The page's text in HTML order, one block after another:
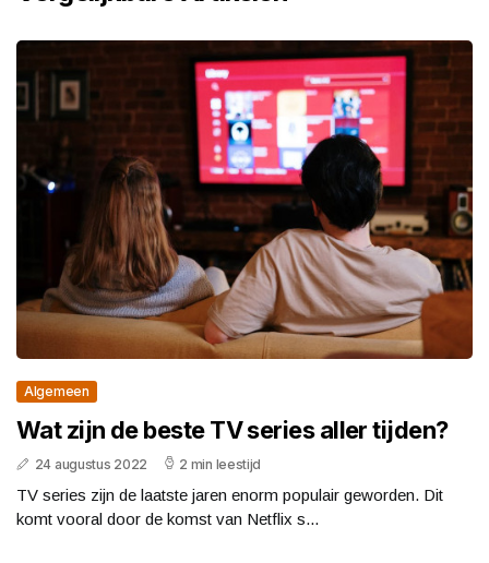
Algemeen
Wat zijn de beste TV series aller tijden?
24 augustus 2022 2 min leestijd
TV series zijn de laatste jaren enorm populair geworden. Dit
komt vooral door de komst van Netflix s...